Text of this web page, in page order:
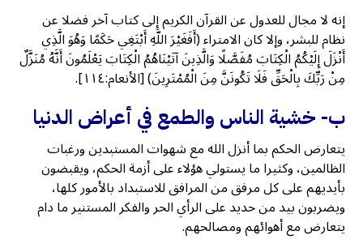
إنه لا مجال للعدول عن القرآن الكريم إلى كتاب آخر فضلا عن
نظام للبشر، وإلا كان الامتراء (أَفَغَيْرَ اللَّهِ أَبْتَغِي حَكَمًا وَهُوَ الَّذِي
أَنْزَلَ إِلَيْكُمُ الْكِتَابَ مُفَصَّلًا وَالَّذِينَ آتَيْنَاهُمُ الْكِتَابَ يَعْلَمُونَ أَنَّهُ مُنَزَّلٌ
مِنْ رَبِّكَ بِالْحَقِّ فَلَا تَكُونَنَّ مِنَ الْمُمْتَرِينَ) [الأنعام:١١٤].
ب- خشية الناس والطمع في أعراض الدنيا
يتعارض الحكم بما أنزل الله مع شهوات المستبدين ورغبات
الظالمين، وكثيرا ما يستولي هؤلاء على أزمة الحكم، ويقبضون
بأيديهم على كل مرفق من المرافق للاستبداد بالأمور كلها،
ويضربون بيد من حديد على الرأي الحر والفكر المستنير ما دام
يتعارض مع أهوائهم ومصالحهم.